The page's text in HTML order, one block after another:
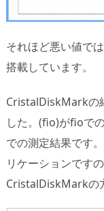
それほど悪い値で
搭載しています。
CristalDiskMarkの
した。(fio)がfioで
での測定結果です
リケーションです
CristalDiskMarkの